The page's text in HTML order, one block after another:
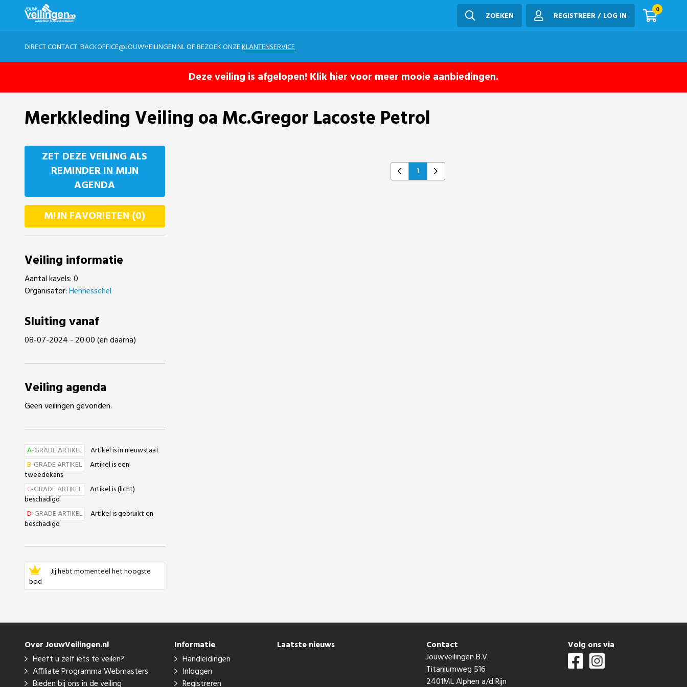
ZOEKEN REGISTREER / LOG IN
0
DIRECT CONTACT:BACKOFFICE@JOUWVEILINGEN.NLOF BEZOEK ONZEKLANTENSERVICE
Deze veiling is afgelopen! Klik hier voor meer mooie aanbiedingen.
Merkkleding Veiling oa Mc.Gregor Lacoste Petrol
ZET DEZE VEILING ALS
REMINDER IN MIJN
AGENDA
MIJN FAVORIETEN (0)
Veiling informatie
Aantal kavels: 0
Organisator:Hennesschel
Sluiting vanaf
08-07-2024 - 20:00 (en daarna)
Veiling agenda
Geen veilingen gevonden.
A-GRADE ARTIKEL
Artikel is in nieuwstaat
B-GRADE ARTIKEL
Artikel is een
tweedekans
C-GRADE ARTIKEL
Artikel is (licht)
beschadigd
D-GRADE ARTIKEL
Artikel is gebruikt en
beschadigd
Jij hebt momenteel het hoogste
bod
Previous
1 Next
Over JouwVeilingen.nl
Heeft u zelf iets te veilen?
Affiliate Programma Webmasters
Bieden bij ons in de veiling
Informatie
Handleidingen
Inloggen
Registreren
Laatste nieuws
Contact
Jouwveilingen B.V.
Titaniumweg 516
2401ML Alphen a/d Rijn
Volg ons via